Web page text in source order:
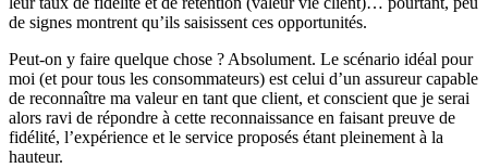
de signes montrent qu’ils saisissent ces opportunités.
Peut-on y faire quelque chose ? Absolument. Le scénario idéal pour
moi (et pour tous les consommateurs) est celui d’un assureur capable
de reconnaître ma valeur en tant que client, et conscient que je serai
alors ravi de répondre à cette reconnaissance en faisant preuve de
fidélité, l’expérience et le service proposés étant pleinement à la
hauteur.